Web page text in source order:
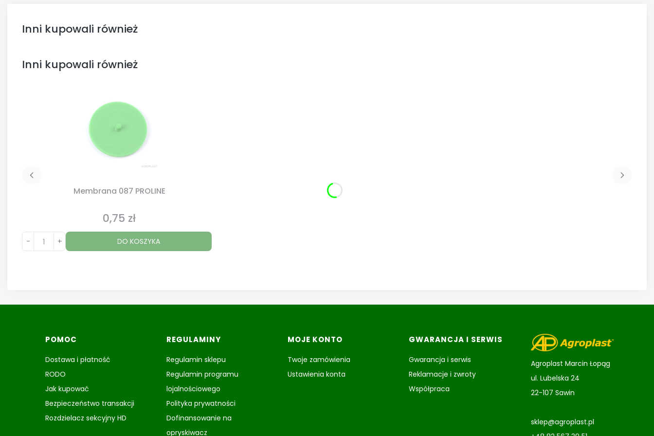
Inni kupowali również
Inni kupowali również
Membrana 087 PROLINE
Cena
0,75 zł
- + DO KOSZYKA
Linki w stopce
POMOC
Dostawa i płatność
RODO
Jak kupować
Bezpieczeństwo transakcji
Rozdzielacz sekcyjny HD
REGULAMINY
Regulamin sklepu
Regulamin programu
lojalnościowego
Polityka prywatności
Dofinansowanie na
opryskiwacz
MOJE KONTO
Twoje zamówienia
Ustawienia konta
GWARANCJA I SERWIS
Gwarancja i serwis
Reklamacje i zwroty
Współpraca
Agroplast Marcin Łopąg
ul. Lubelska 24
22-107 Sawin
sklep@agroplast.pl